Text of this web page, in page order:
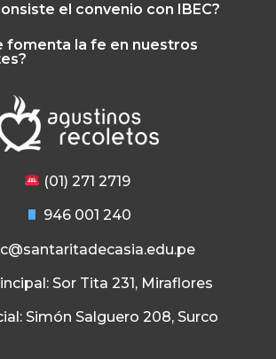
el convenio con IBEC?
fomenta la fe en nuestros
(01) 271 2719
946 001 240
Sor Tita 231, Miraflores
Simón Salguero 208, Surco